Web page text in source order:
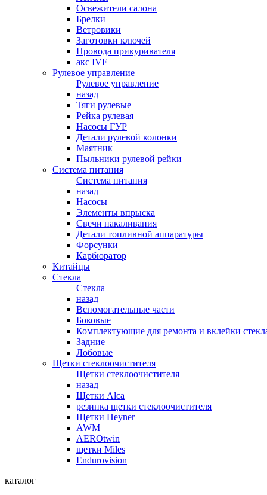
Освежители салона
Брелки
Ветровики
Заготовки ключей
Провода прикуривателя
акс IVF
Рулевое управление
Рулевое управление
назад
Тяги рулевые
Рейка рулевая
Насосы ГУР
Детали рулевой колонки
Маятник
Пыльники рулевой рейки
Система питания
Система питания
назад
Насосы
Элементы впрыска
Свечи накаливания
Детали топливной аппаратуры
Форсунки
Карбюратор
Китайцы
Стекла
Стекла
назад
Вспомогательные части
Боковые
Комплектующие для ремонта и вклейки
Задние
Лобовые
Щетки стеклоочистителя
Щетки стеклоочистителя
назад
Щетки Alca
резинка щетки стеклоочистителя
Щетки Heyner
AWM
AEROtwin
щетки Miles
Endurovision
каталог